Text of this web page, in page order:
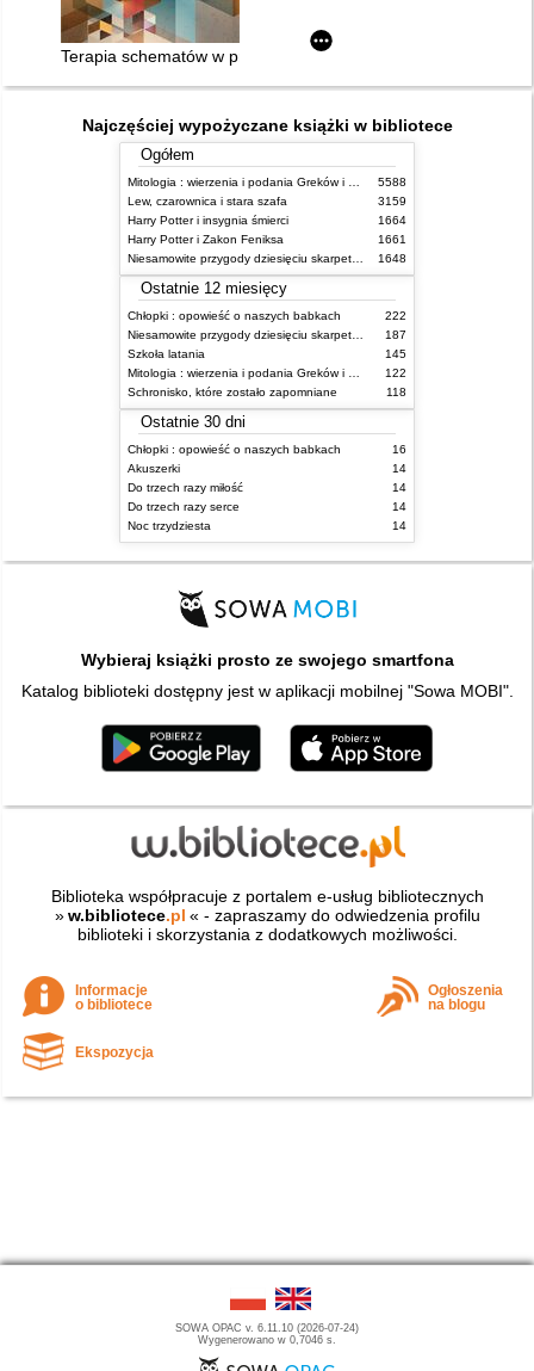
Terapia schematów w praktyce : praca z trybami schematów
Najczęściej wypożyczane książki w bibliotece
Ogółem
5588
Lew, czarownica i stara szafa
3159
Harry Potter i insygnia śmierci
1664
Harry Potter i Zakon Feniksa
1661
1648
Ostatnie 12 miesięcy
Chłopki : opowieść o naszych babkach
222
187
Szkoła latania
145
122
Schronisko, które zostało zapomniane
118
Ostatnie 30 dni
Chłopki : opowieść o naszych babkach
16
Akuszerki
14
Do trzech razy miłość
14
Do trzech razy serce
14
Noc trzydziesta
14
Wybieraj książki prosto ze swojego smartfona
Katalog biblioteki dostępny jest w aplikacji mobilnej "Sowa MOBI".
Biblioteka współpracuje z portalem e-usług bibliotecznych
» w.bibliotece.pl « - zapraszamy do odwiedzenia profilu
biblioteki i skorzystania z dodatkowych możliwości.
Informacje
o bibliotece
Ogłoszenia
na blogu
Ekspozycja
SOWA OPAC v. 6.11.10 (2026-07-24)
Wygenerowano w 0,7046 s.